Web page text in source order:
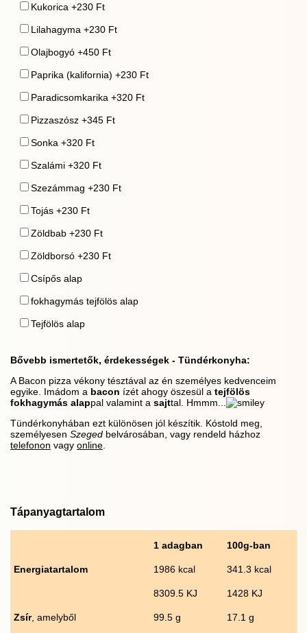
Kukorica +230 Ft
Lilahagyma +230 Ft
Olajbogyó +450 Ft
Paprika (kalifornia) +230 Ft
Paradicsomkarika +320 Ft
Pizzaszósz +345 Ft
Sonka +320 Ft
Szalámi +320 Ft
Szezámmag +230 Ft
Tojás +230 Ft
Zöldbab +230 Ft
Zöldborsó +230 Ft
Csípős alap
fokhagymás tejfölös alap
Tejfölös alap
Bővebb ismertetők, érdekességek - Tündérkonyha:
A Bacon pizza vékony tésztával az én személyes kedvenceim
egyike. Imádom a bacon ízét ahogy öszesül a tejfölös
fokhagymás alappal valamint a sajttal. Hmmm...
Tündérkonyhában ezt különösen jól készítik. Kóstold meg,
személyesen Szeged belvárosában, vagy rendeld házhoz
telefonon vagy online
Tápanyagtartalom
1 adagban 100g-ban
Energiatartalom 1986 kcal 341.3 kcal
8309.5 KJ 1428 KJ
Zsír, amelyből 99.5 g 17.1 g